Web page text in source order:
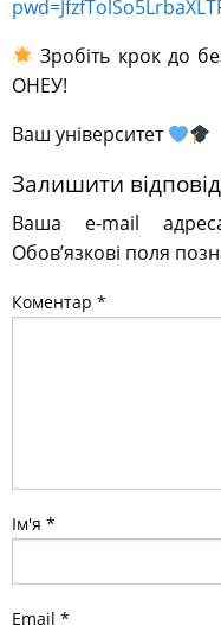
Зробіть крок до
ОНЕУ!
Ваш університет
Залишити
Ваша e-mail
Обов’язкові поля
Коментар *
Ім'я *
Email *